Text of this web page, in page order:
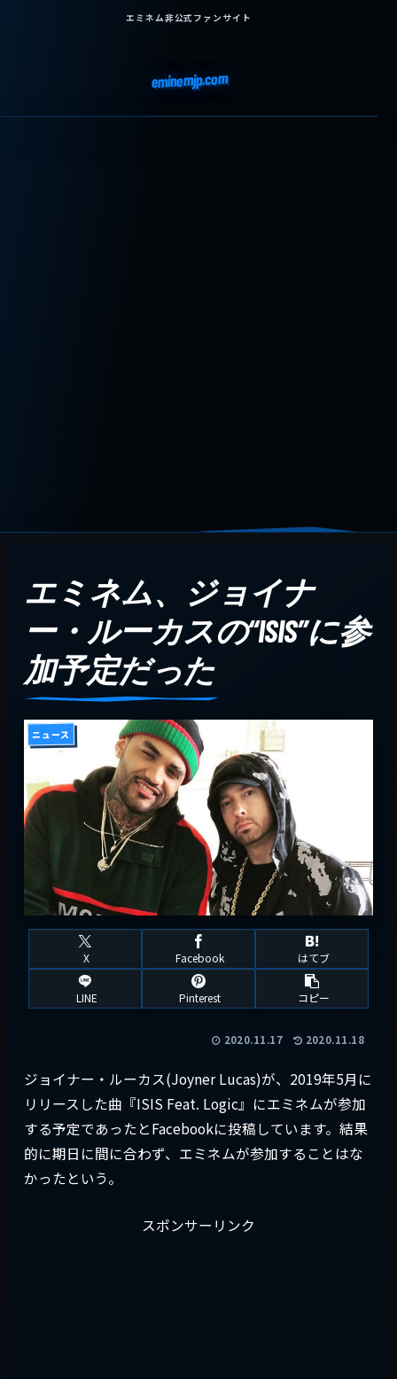
エミネム非公式ファンサイト
eminemjp.com
エミネム、ジョイナ
ー・ルーカスの“ISIS”に参
加予定だった
ニュース
X Facebook はてブ
LINE Pinterest コピー
2020.11.17 2020.11.18
ジョイナー・ルーカス(Joyner Lucas)が、2019年5月に
リリースした曲『ISIS Feat. Logic』にエミネムが参加
する予定であったとFacebookに投稿しています。結果
的に期日に間に合わず、エミネムが参加することはな
かったという。
スポンサーリンク